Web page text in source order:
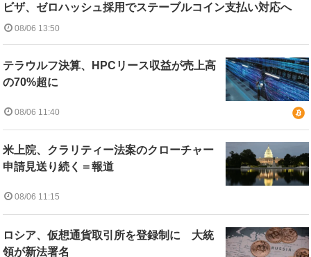
ビザ、ゼロハッシュ採用でステーブルコイン支払い対応へ
08/06 13:50
テラウルフ決算、HPCリース収益が売上高
の70%超に
08/06 11:40
米上院、クラリティー法案のクローチャー
申請見送り続く＝報道
08/06 11:15
ロシア、仮想通貨取引所を登録制に 大統
領が新法署名